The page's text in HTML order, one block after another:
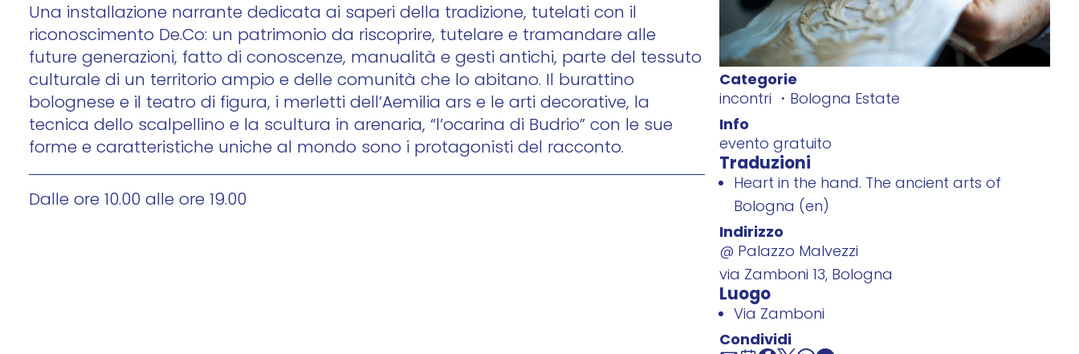
Una installazione narrante dedicata ai saperi della tradizione, tutelati con il
riconoscimento De.Co: un patrimonio da riscoprire, tutelare e tramandare alle
future generazioni, fatto di conoscenze, manualità e gesti antichi, parte del tessuto
culturale di un territorio ampio e delle comunità che lo abitano. Il burattino
bolognese e il teatro di figura, i merletti dell’Aemilia ars e le arti decorative, la
tecnica dello scalpellino e la scultura in arenaria, “l’ocarina di Budrio” con le sue
forme e caratteristiche uniche al mondo sono i protagonisti del racconto.
Dalle ore 10.00 alle ore 19.00
Categorie
incontri Bologna Estate
Info
evento gratuito
Traduzioni
Heart in the hand. The ancient arts of
Bologna (en)
Indirizzo
@ Palazzo Malvezzi
via Zamboni 13, Bologna
Luogo
Via Zamboni
Condividi